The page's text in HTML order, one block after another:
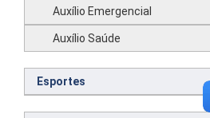
Auxílio Emergencial
Auxílio Saúde
Esportes